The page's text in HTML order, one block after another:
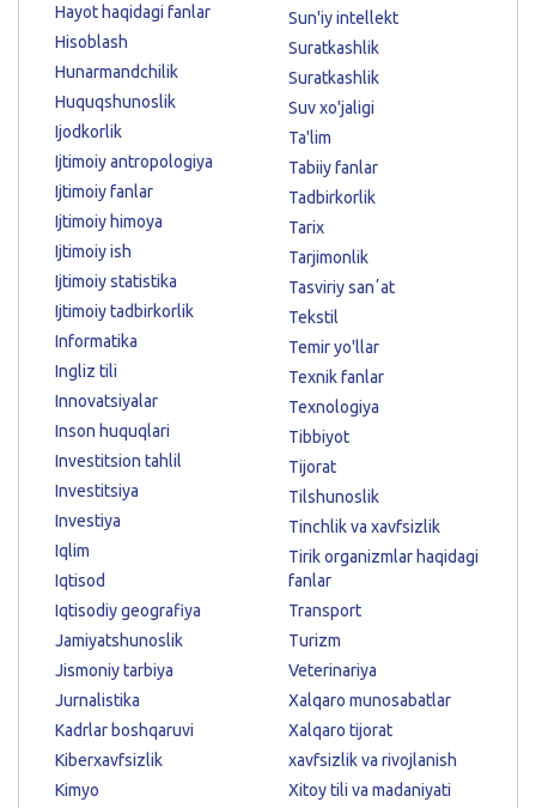
Hayot haqidagi fanlar
Hisoblash
Hunarmandchilik
Huquqshunoslik
Ijodkorlik
Ijtimoiy antropologiya
Ijtimoiy fanlar
Ijtimoiy himoya
Ijtimoiy ish
Ijtimoiy statistika
Ijtimoiy tadbirkorlik
Informatika
Ingliz tili
Innovatsiyalar
Inson huquqlari
Investitsion tahlil
Investitsiya
Investiya
Iqlim
Iqtisod
Iqtisodiy geografiya
Jamiyatshunoslik
Jismoniy tarbiya
Jurnalistika
Kadrlar boshqaruvi
Kiberxavfsizlik
Kimyo
Sun'iy intellekt
Suratkashlik
Suratkashlik
Suv xo'jaligi
Ta'lim
Tabiiy fanlar
Tadbirkorlik
Tarix
Tarjimonlik
Tasviriy sanʼat
Tekstil
Temir yo'llar
Texnik fanlar
Texnologiya
Tibbiyot
Tijorat
Tilshunoslik
Tinchlik va xavfsizlik
Tirik organizmlar haqidagi
fanlar
Transport
Turizm
Veterinariya
Xalqaro munosabatlar
Xalqaro tijorat
xavfsizlik va rivojlanish
Xitoy tili va madaniyati